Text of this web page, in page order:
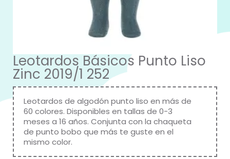
Leotardos Básicos Punto Liso
Zinc 2019/1 252
Leotardos de algodón punto liso en más de
60 colores. Disponibles en tallas de 0-3
meses a 16 años. Conjunta con la chaqueta
de punto bobo que más te guste en el
mismo color.